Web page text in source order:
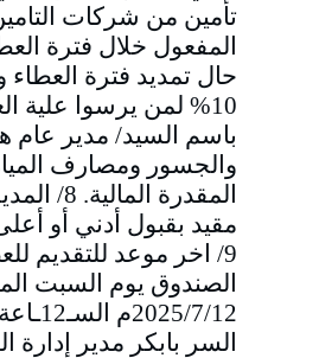
تأمين من شركات
المفعول خلال فترة
حال تمديد فترة
10% لمن يرسوا علية
باسم السيد/ مدير عام
المقدرة
مقيد بقبول أدني أو
9/ اخر موعد للتقديم
الصندوق يوم السبت
2025/7/
السر بابكر مدير إدارة